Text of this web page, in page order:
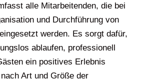
alle Mitarbeitenden, die bei
und Durchführung von
werden. Es sorgt dafür,
ablaufen, professionell
ein positives Erlebnis
Art und Größe der